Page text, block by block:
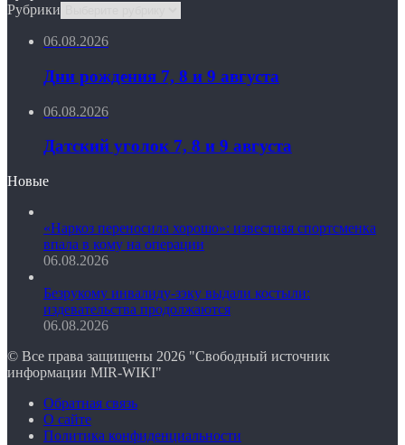
Рубрики
06.08.2026
Дни рождения 7, 8 и 9 августа
06.08.2026
Датский уголок 7, 8 и 9 августа
Новые
«Наркоз переносила хорошо»: известная спортсменка
впала в кому на операции
06.08.2026
Безрукому инвалиду-зэку выдали костыли:
издевательства продолжаются
06.08.2026
© Все права защищены 2026 "Свободный источник
информации MIR-WIKI"
Обратная связь
О сайте
Политика конфиденциальности